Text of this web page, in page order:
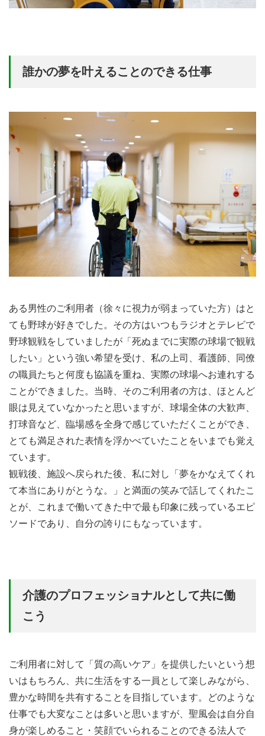
誰かの夢を叶えることのできる仕事
ある男性のご利用者（徐々に視力が弱まっていた方）はと
ても野球が好きでした。その方はいつもラジオとテレビで
野球観戦をしていましたが「死ぬまでに実際の球場で観戦
したい」という強い希望を受け、私の上司、看護師、同僚
の職員たちと何度も協議を重ね、実際の球場へお連れする
ことができました。当時、そのご利用者の方は、ほとんど
眼は見えていなかったと思いますが、球場全体の大歓声、
打球音など、臨場感を全身で感じていただくことができ、
とても満足された表情を浮かべていたことをいまでも覚え
ています。
観戦後、施設へ戻られた後、私に対し「夢をかなえてくれ
て本当にありがとうな。」と満面の笑みで話してくれたこ
とが、これまで働いてきた中で最も印象に残っているエピ
ソードであり、自分の誇りにもなっています。
介護のプロフェッショナルとして共に働
こう
ご利用者に対して「質の高いケア」を提供したいという想
いはもちろん、共に生活をする一員として楽しみながら、
豊かな時間を共有することを目指しています。どのような
仕事でも大変なことは多いと思いますが、聖風会は自分自
身が楽しめること・笑顔でいられることのできる法人で